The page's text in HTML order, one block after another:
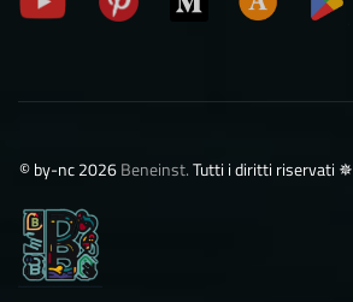
©️ by-nc 2026Beneinst.Tutti i diritti riservati ✵